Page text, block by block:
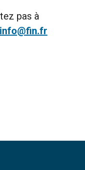
pas à
info@fin.fr